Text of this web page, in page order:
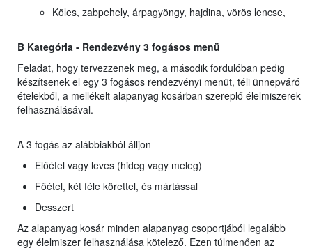
Köles, zabpehely, árpagyöngy, hajdina, vörös lencse,
B Kategória - Rendezvény 3 fogásos menü
Feladat, hogy tervezzenek meg, a második fordulóban pedig
készítsenek el egy 3 fogásos rendezvényi menüt, téli ünnepváró
ételekből, a mellékelt alapanyag kosárban szereplő élelmiszerek
felhasználásával.
A 3 fogás az alábbiakból álljon
Előétel vagy leves (hideg vagy meleg)
Főétel, két féle körettel, és mártással
Desszert
Az alapanyag kosár minden alapanyag csoportjából legalább
egy élelmiszer felhasználása kötelező. Ezen túlmenően az